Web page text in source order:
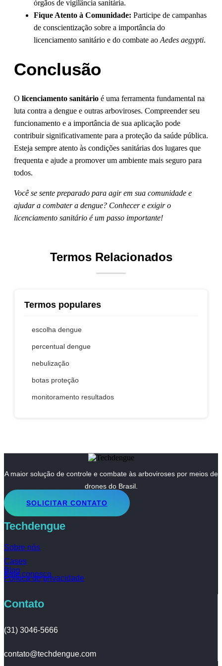
órgãos de vigilância sanitária.
Fique Atento à Comunidade: Participe de campanhas
de conscientização sobre a importância do
licenciamento sanitário e do combate ao Aedes aegypti.
Conclusão
O licenciamento sanitário é uma ferramenta fundamental na
luta contra a dengue e outras arboviroses. Compreender seu
funcionamento e a importância de sua aplicação pode
contribuir significativamente para a proteção da saúde pública.
Esteja sempre atento às condições sanitárias dos lugares que
frequenta e ajude a promover um ambiente mais seguro para
todos.
Você se sente preparado para agir em sua comunidade e
ajudar a combater a dengue? Conhecer e exigir o
licenciamento sanitário é um passo importante!
Termos Relacionados
Termos populares
escolha dengue
percentual dengue
nebulização
botas proteção
monitoramento resultados
A maior solução de controle e combate às arboviroses por meios de
drones do Brasil.
SOLICITAR CONTATO
Techdengue
Sobre nós
Cases
Blog
Fale conosco
Política de privacidade
Contato
(31) 3046-5666
contato@techdengue.com